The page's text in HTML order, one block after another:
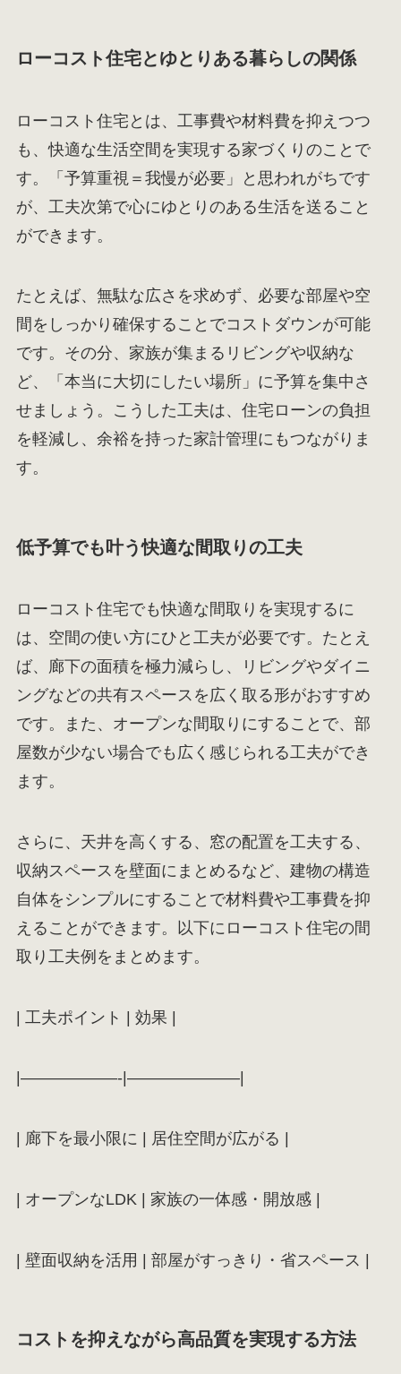
ローコスト住宅とゆとりある暮らしの関係
ローコスト住宅とは、工事費や材料費を抑えつつ
も、快適な生活空間を実現する家づくりのことで
す。「予算重視＝我慢が必要」と思われがちです
が、工夫次第で心にゆとりのある生活を送ること
ができます。
たとえば、無駄な広さを求めず、必要な部屋や空
間をしっかり確保することでコストダウンが可能
です。その分、家族が集まるリビングや収納な
ど、「本当に大切にしたい場所」に予算を集中さ
せましょう。こうした工夫は、住宅ローンの負担
を軽減し、余裕を持った家計管理にもつながりま
す。
低予算でも叶う快適な間取りの工夫
ローコスト住宅でも快適な間取りを実現するに
は、空間の使い方にひと工夫が必要です。たとえ
ば、廊下の面積を極力減らし、リビングやダイニ
ングなどの共有スペースを広く取る形がおすすめ
です。また、オープンな間取りにすることで、部
屋数が少ない場合でも広く感じられる工夫ができ
ます。
さらに、天井を高くする、窓の配置を工夫する、
収納スペースを壁面にまとめるなど、建物の構造
自体をシンプルにすることで材料費や工事費を抑
えることができます。以下にローコスト住宅の間
取り工夫例をまとめます。
| 工夫ポイント | 効果 |
|——————-|———————|
| 廊下を最小限に | 居住空間が広がる |
| オープンなLDK | 家族の一体感・開放感 |
| 壁面収納を活用 | 部屋がすっきり・省スペース |
コストを抑えながら高品質を実現する方法